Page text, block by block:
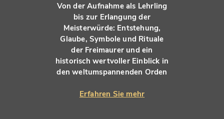
Von der Aufnahme als Lehrling
bis zur Erlangung der
Meisterwürde: Entstehung,
Glaube, Symbole und Rituale
der Freimaurer und ein
historisch wertvoller Einblick in
den weltumspannenden Orden
Erfahren Sie mehr